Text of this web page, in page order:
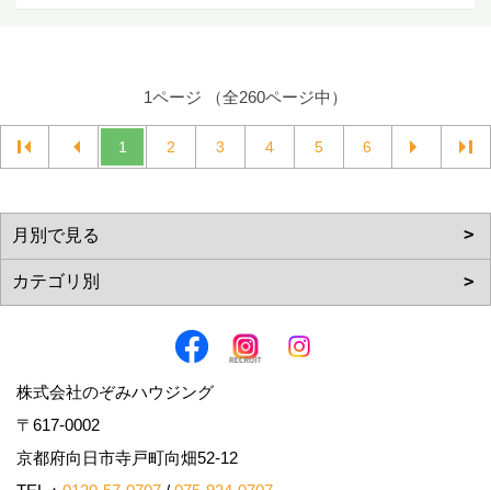
1ページ （全260ページ中）
1 2 3 4 5 6
株式会社のぞみハウジング
〒617-0002
京都府向日市寺戸町向畑52-12